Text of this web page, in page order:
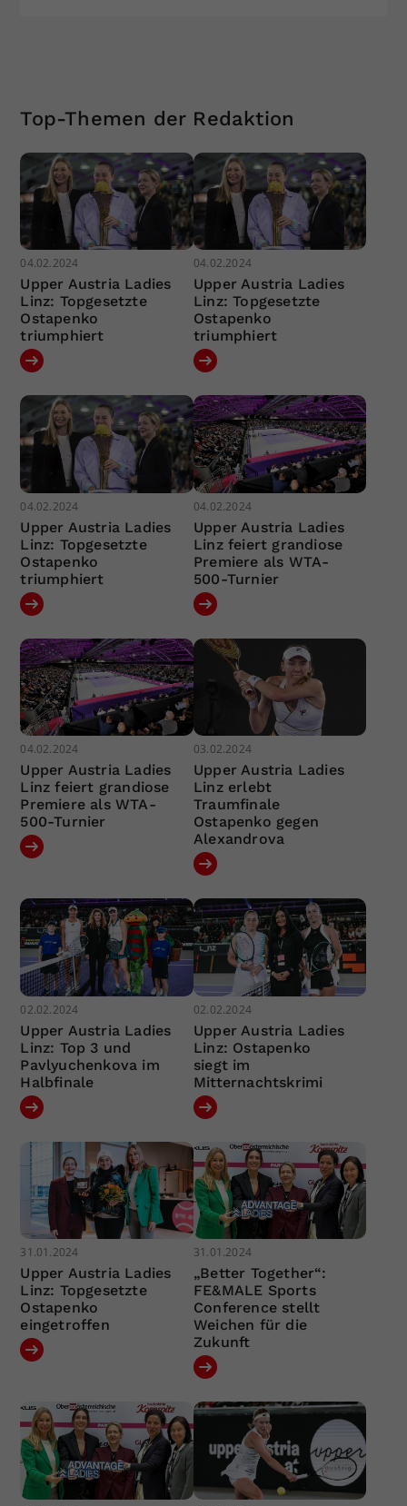
Top-Themen der Redaktion
04.02.2024
Upper Austria Ladies
Linz: Topgesetzte
Ostapenko
triumphiert
04.02.2024
Upper Austria Ladies
Linz: Topgesetzte
Ostapenko
triumphiert
04.02.2024
Upper Austria Ladies
Linz: Topgesetzte
Ostapenko
triumphiert
04.02.2024
Upper Austria Ladies
Linz feiert grandiose
Premiere als WTA-
500-Turnier
04.02.2024
Upper Austria Ladies
Linz feiert grandiose
Premiere als WTA-
500-Turnier
03.02.2024
Upper Austria Ladies
Linz erlebt
Traumfinale
Ostapenko gegen
Alexandrova
02.02.2024
Upper Austria Ladies
Linz: Top 3 und
Pavlyuchenkova im
Halbfinale
02.02.2024
Upper Austria Ladies
Linz: Ostapenko
siegt im
Mitternachtskrimi
31.01.2024
Upper Austria Ladies
Linz: Topgesetzte
Ostapenko
eingetroffen
31.01.2024
„Better Together“:
FE&MALE Sports
Conference stellt
Weichen für die
Zukunft